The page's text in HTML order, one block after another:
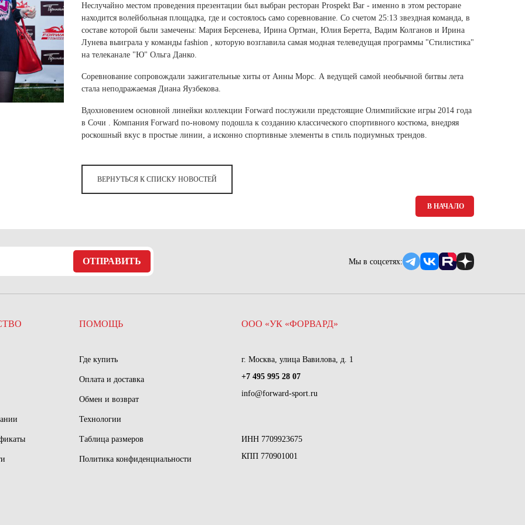
пуховики
пуховики
пуховики
край (5)
(1)
МО (14)
Саратовская область (1)
Свердловская область (5)
Северная Осетия (2)
Смоленская область (1)
Ямало-Ненецкий автономный округ
(1)
Ярославская область (1)
Неслучайно местом проведения презентации был выбран ресторан Prospekt Bar - именно в этом ресторане
находится волейбольная площадка, где и состоялось само соревнование. Со счетом 25:13 звездная команда, в
составе которой были замечены: Мария Берсенева, Ирина Ортман, Юлия Беретта, Вадим Колганов и Ирина
Лунева выиграла у команды fashion , которую возглавила самая модная телеведущая программы "Стилистика"
на телеканале "Ю" Ольга Данко.
Соревнование сопровождали зажигательные хиты от Анны Морс. А ведущей самой необычной битвы лета
стала неподражаемая Диана Яузбекова.
Вдохновением основной линейки коллекции Forward послужили предстоящие Олимпийские игры 2014 года
в Сочи . Компания Forward по-новому подошла к созданию классического спортивного костюма, внедряя
роскошный вкус в простые линии, а исконно спортивные элементы в стиль подиумных трендов.
ВЕРНУТЬСЯ К СПИСКУ НОВОСТЕЙ
В НАЧАЛО
ОТПРАВИТЬ Мы в соцсетях:
ПОМОЩЬ
Где купить
Оплата и доставка
Обмен и возврат
Технологии
Таблица размеров
Политика конфиденциальности
ООО «УК «ФОРВАРД»
г. Москва, улица Вавилова, д. 1
+7 495 995 28 07
info@forward-sport.ru
ИНН 7709923675
КПП 770901001